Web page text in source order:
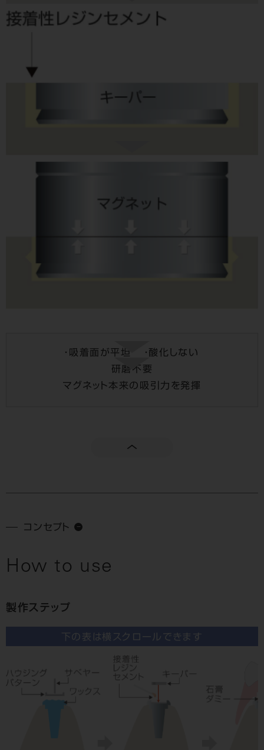
・吸着面が平坦
・酸化しない
研磨不要
マグネット本来の吸引力を発揮
コンセプト
How to use
製作ステップ
下の表は横スクロールできます